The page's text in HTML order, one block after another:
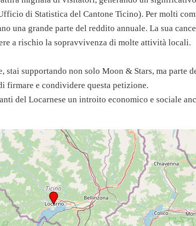
di Statistica del Cantone Ticino). Per molti
una grande parte del reddito annuale. La sua
a rischio la sopravvivenza di molte attività locali.
stai supportando non solo Moon & Stars, ma parte
firmare e condividere questa petizione.
del Locarnese un introito economico e sociale